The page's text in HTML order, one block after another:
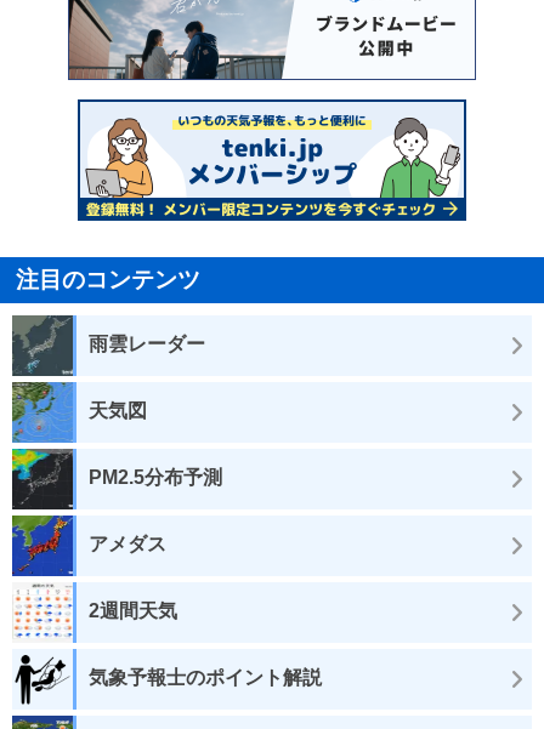
注目のコンテンツ
雨雲レーダー
天気図
PM2.5分布予測
アメダス
2週間天気
気象予報士のポイント解説